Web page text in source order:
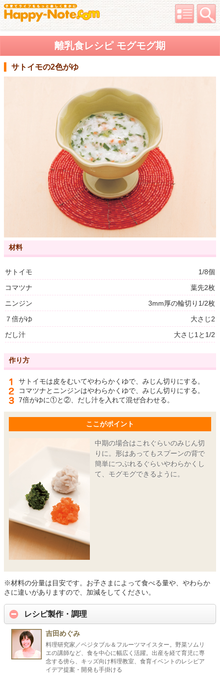
離乳食レシピ モグモグ期
サトイモの2色がゆ
材料
サトイモ
1/8個
コマツナ
葉先2枚
ニンジン
3mm厚の輪切り1/2枚
７倍がゆ
大さじ2
だし汁
大さじ1と1/2
作り方
サトイモは皮をむいてやわらかくゆで、みじん切りにする。
コマツナとニンジンはやわらかくゆで、みじん切りにする。
7倍がゆに①と②、だし汁を入れて混ぜ合わせる。
ここがポイント
中期の場合はこれぐらいのみじん切
りに。形はあってもスプーンの背で
簡単につぶれるぐらいやわらかくし
て、モグモグできるように。
※材料の分量は目安です。お子さまによって食べる量や、やわらか
さに違いがありますので、加減をしてください。
レシピ製作・調理
吉田めぐみ
料理研究家／ベジタブル＆フルーツマイスター。野菜ソムリ
エの講師など、食を中心に幅広く活躍。出産を経て育児に専
念する傍ら、キッズ向け料理教室、食育イベントのレシピア
イデア提案・開発も手掛ける